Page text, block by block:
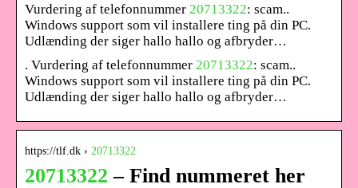
Vurdering af telefonnummer 20713322: scam..
Windows support som vil installere ting på din PC.
Udlænding der siger hallo hallo og afbryder…
. Vurdering af telefonnummer 20713322: scam..
Windows support som vil installere ting på din PC.
Udlænding der siger hallo hallo og afbryder…
https://tlf.dk › 20713322
20713322 – Find nummeret her